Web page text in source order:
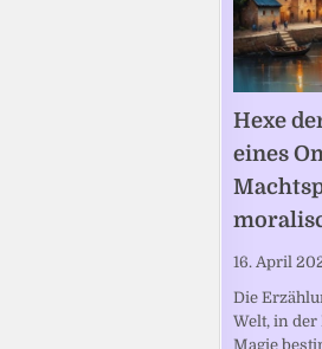
Hexe
eines
16. April
Die
Welt, in der
Magie